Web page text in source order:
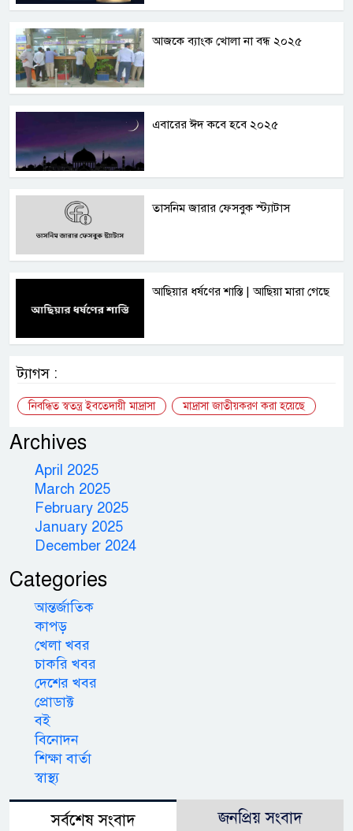
আজকে ব্যাংক খোলা না বন্ধ ২০২৫
এবারের ঈদ কবে হবে ২০২৫
তাসনিম জারার ফেসবুক স্ট্যাটাস
আছিয়ার ধর্ষণের শাস্তি | আছিয়া মারা গেছে
ট্যাগস :
নিবন্ধিত স্বতন্ত্র ইবতেদায়ী মাদ্রাসা মাদ্রাসা জাতীয়করণ করা হয়েছে
Archives
April 2025
March 2025
February 2025
January 2025
December 2024
Categories
আন্তর্জাতিক
কাপড়
খেলা খবর
চাকরি খবর
দেশের খবর
প্রোডাক্ট
বই
বিনোদন
শিক্ষা বার্তা
স্বাস্থ্য
সর্বশেষ সংবাদ জনপ্রিয় সংবাদ